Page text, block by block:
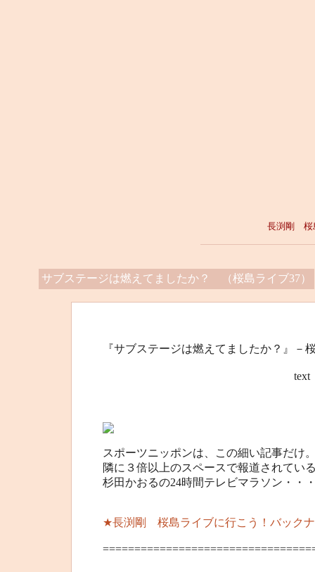
長渕剛 桜
サブステージは燃えてましたか？ （桜島ライブ37）
『サブステージは燃えてましたか？』－
text 桜島”オー
スポーツニッポンは、この細い記事だけ
隣に３倍以上のスペースで報道されてい
杉田かおるの24時間テレビマラソン・・
★長渕剛 桜島ライブに行こう！バック